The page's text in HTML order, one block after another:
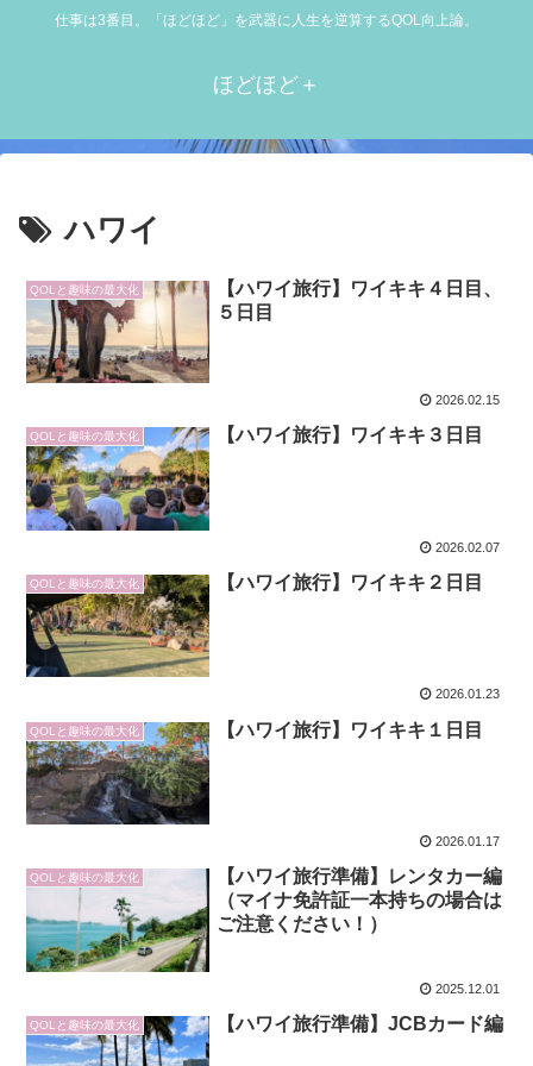
仕事は3番目。「ほどほど」を武器に人生を逆算するQOL向上論。
ほどほど＋
ハワイ
QOLと趣味の最大化
【ハワイ旅行】ワイキキ４日目、
５日目
2026.02.15
QOLと趣味の最大化 【ハワイ旅行】ワイキキ３日目
2026.02.07
QOLと趣味の最大化 【ハワイ旅行】ワイキキ２日目
2026.01.23
QOLと趣味の最大化 【ハワイ旅行】ワイキキ１日目
2026.01.17
QOLと趣味の最大化
【ハワイ旅行準備】レンタカー編
（マイナ免許証一本持ちの場合は
ご注意ください！）
2025.12.01
QOLと趣味の最大化 【ハワイ旅行準備】JCBカード編